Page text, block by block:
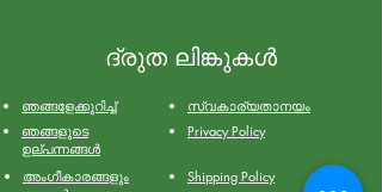
ദ്രുത ലിങ്കുകൾ
ഞങ്ങളേക്കുറിച്ച്
ഞങ്ങളുടെ
ഉല്പന്നങ്ങൾ
സ്വകാര്യതാനയം
Privacy Policy
അംഗീകാരങ്ങളും
Shipping Policy